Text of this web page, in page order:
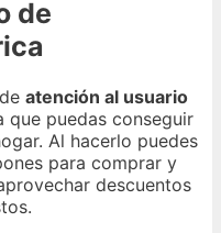
de
atención al usuario
que puedas conseguir
Al hacerlo puedes
para comprar y
descuentos